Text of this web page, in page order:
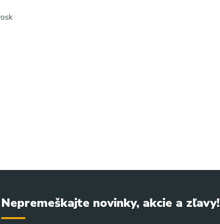
Nepremeškajte novinky, akcie a zľavy!